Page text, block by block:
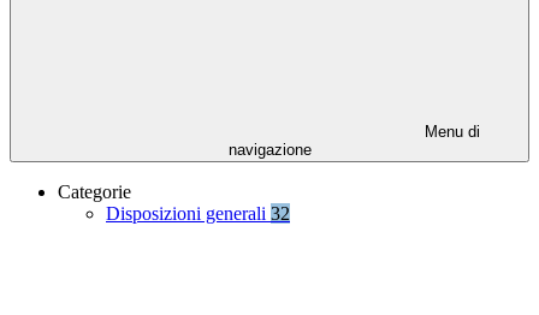
Menu di
navigazione
Categorie
Disposizioni generali 32